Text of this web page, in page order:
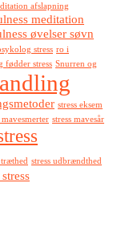
afslapning
meditation
øvelser søvn
stress ro i
fødder stress Snurren og
stress eksem
mavesmerter stress mavesår
træthed stress udbrændthed